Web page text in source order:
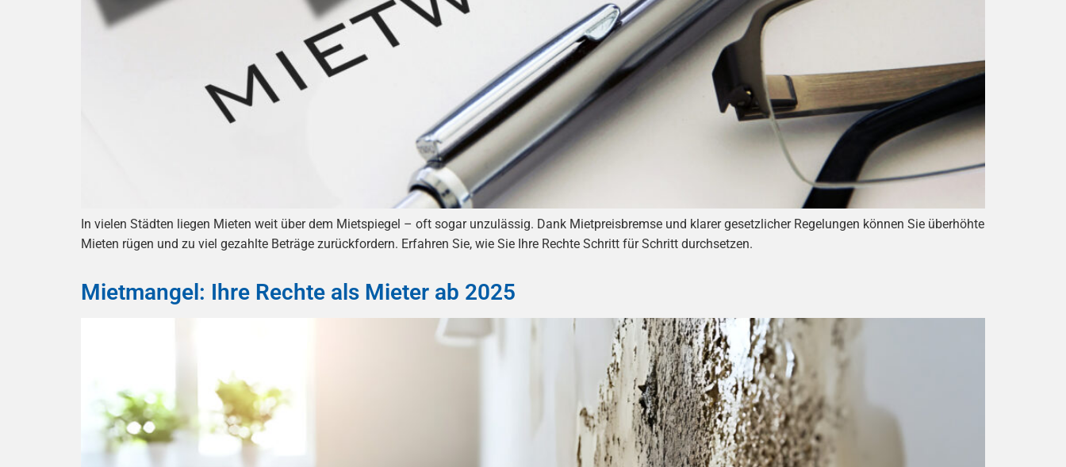
In vielen Städten liegen Mieten weit über dem Mietspiegel – oft sogar unzulässig. Dank Mietpreisbremse und klarer gesetzlicher Regelungen können Sie überhöhte
Mieten rügen und zu viel gezahlte Beträge zurückfordern. Erfahren Sie, wie Sie Ihre Rechte Schritt für Schritt durchsetzen.
Mietmangel: Ihre Rechte als Mieter ab 2025